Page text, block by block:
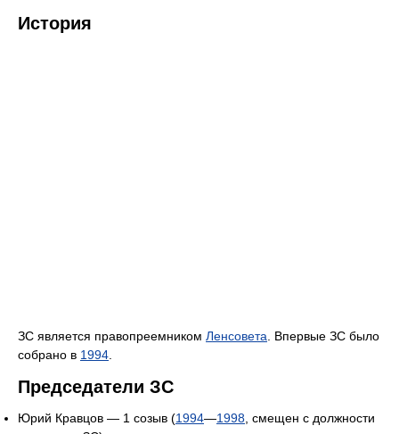
История
ЗС является правопреемником Ленсовета . Впервые ЗС было
собрано в 1994
Председатели ЗС
Юрий Кравцов — 1 созыв (1994—1998 , смещен с должности